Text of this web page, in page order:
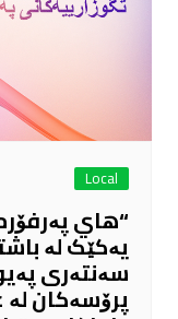
Local
“هاي
یەکێک لە
سەنتەری
پرۆسەکان لە